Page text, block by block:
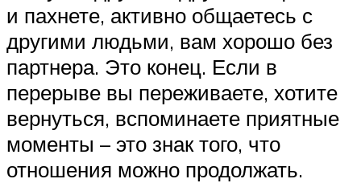
и пахнете, активно общаетесь с
другими людьми, вам хорошо без
партнера. Это конец. Если в
перерыве вы переживаете, хотите
вернуться, вспоминаете приятные
моменты – это знак того, что
отношения можно продолжать.